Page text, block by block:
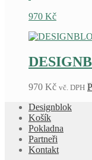
970 Kč
970 Kč vč. DPH
Designblok
Košík
Pokladna
Partneři
Kontakt